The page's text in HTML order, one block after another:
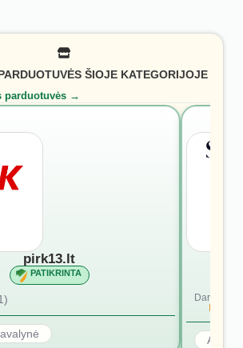
ŠIOJE KATEGORIJOJE
parduotuvės →
pirk13.lt
PATIKRINTA
Dar nėra